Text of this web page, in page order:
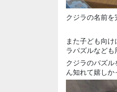
クジラの名前を
また子ども向
ラパズルなども
クジラのパズ
ん知れて嬉し